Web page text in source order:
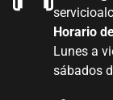
Horario
Lunes a
sábados